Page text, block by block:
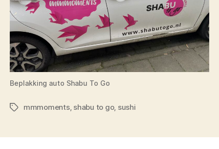
Beplakking auto Shabu To Go
Tagsmmmoments, shabu to go, sushi